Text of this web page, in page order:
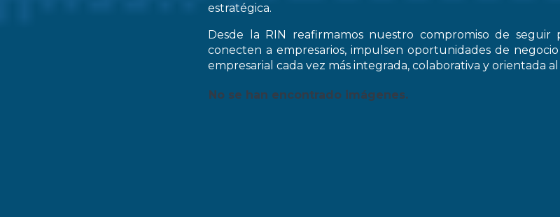
estratégica.
Desde la RIN reafirmamos nuestro compromiso de seguir
conecten a empresarios, impulsen oportunidades de
empresarial cada vez más integrada, colaborativa y orientada
No se han encontrado imágenes.